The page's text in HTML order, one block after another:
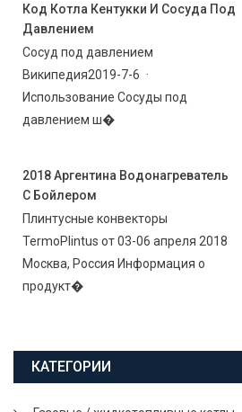
Код Котла Кентукки И Сосуда Под
Давлением
Сосуд под давлением
Википедия2019-7-6 ·
Использование Сосуды под
давлением ш�
2018 Аргентина Водонагреватель
С Бойлером
Плинтусные конвекторы
TermoPlintus от 03-06 апреля 2018
Москва, Россия Информация о
продукт�
КАТЕГОРИИ